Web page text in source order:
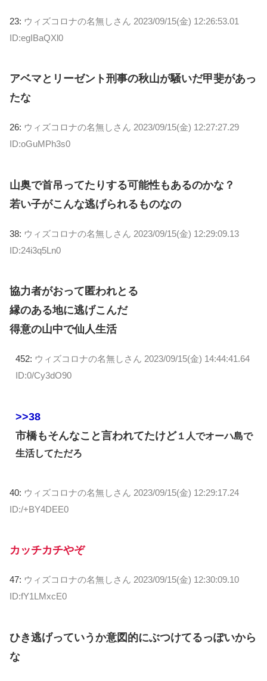
23: ウィズコロナの名無しさん 2023/09/15(金) 12:26:53.01
ID:egIBaQXl0
アベマとリーゼント刑事の秋山が騒いだ甲斐があっ
たな
26: ウィズコロナの名無しさん 2023/09/15(金) 12:27:27.29
ID:oGuMPh3s0
山奥で首吊ってたりする可能性もあるのかな？
若い子がこんな逃げられるものなの
38: ウィズコロナの名無しさん 2023/09/15(金) 12:29:09.13
ID:24i3q5Ln0
協力者がおって匿われとる
縁のある地に逃げこんだ
得意の山中で仙人生活
452: ウィズコロナの名無しさん 2023/09/15(金) 14:44:41.64
ID:0/Cy3dO90
>>38
市橋もそんなこと言われてたけど１人でオーハ島で
生活してただろ
40: ウィズコロナの名無しさん 2023/09/15(金) 12:29:17.24
ID:/+BY4DEE0
カッチカチやぞ
47: ウィズコロナの名無しさん 2023/09/15(金) 12:30:09.10
ID:fY1LMxcE0
ひき逃げっていうか意図的にぶつけてるっぽいから
な